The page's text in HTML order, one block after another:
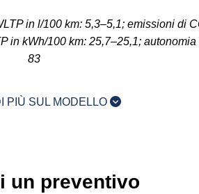
in l/100 km: 5,3–5,1; emissioni di
in kWh/100 km: 25,7–25,1;
83
PIÙ SUL MODELLO
un preventivo